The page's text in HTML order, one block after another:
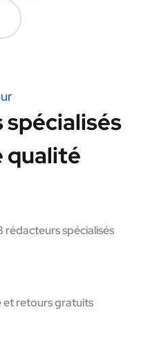
spécialisés
qualité
rédacteurs spécialisés
et retours gratuits